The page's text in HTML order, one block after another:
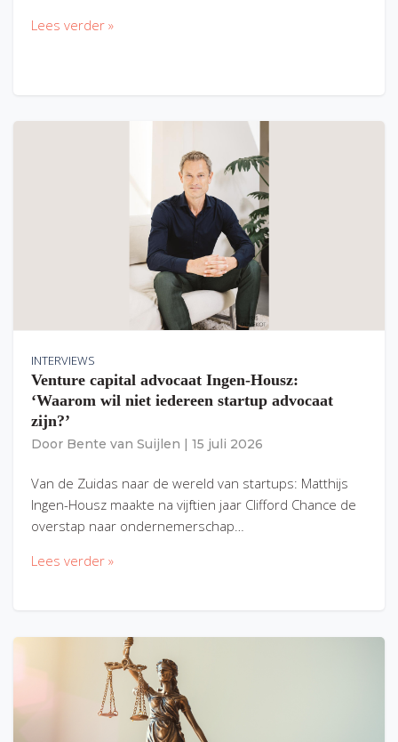
Lees verder »
INTERVIEWS
Venture capital advocaat Ingen-Housz:
‘Waarom wil niet iedereen startup advocaat
zijn?’
Door Bente van Suijlen 15 juli 2026
Van de Zuidas naar de wereld van startups: Matthijs
Ingen-Housz maakte na vijftien jaar Clifford Chance de
overstap naar ondernemerschap…
Lees verder »